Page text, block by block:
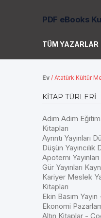
PDF eBooks
TÜM YAZARLAR
Ev / Atatürk Kültür
KITAP TÜRLERI
Adım Adım
Kitapları
Ayrıntı Yayınları
Düşün Yayıncılık
Apotemi
Gür Yayınları
Kariyer Meslek
Kitapları
Ekin Basım
Ekonomi
Altın Kitaplar -